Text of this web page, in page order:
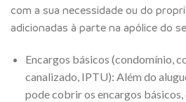
com a sua necessidade ou do
adicionadas à parte na apólice do
Encargos básicos (condomínio,
canalizado, IPTU): Além do
pode cobrir os encargos básicos,